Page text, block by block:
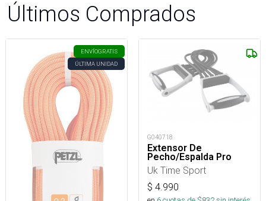
Últimos Comprados
ENVÍOGRATIS
ÚLTIMA UNIDAD
G040718
Extensor De
Pecho/Espalda Pro
Uk Time Sport
$ 4.990